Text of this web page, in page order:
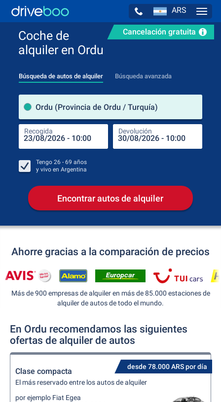
ARS
Cancelación gratuita
Coche de
alquiler en Ordu
Búsqueda de autos de alquiler Búsqueda avanzada
Ordu (Provincia de Ordu / Turquía)
Recogida Devolución
Tengo 26 - 69 años
y vivo en Argentina
Encontrar autos de alquiler
Ahorre gracias a la comparación de precios
Más de 900 empresas de alquiler en más de 85.000 estaciones de
alquiler de autos de todo el mundo.
En Ordu recomendamos las siguientes
ofertas de alquiler de autos
desde 78.000 ARS por día
Clase compacta
El más reservado entre los autos de alquiler
por ejemplo Fiat Egea